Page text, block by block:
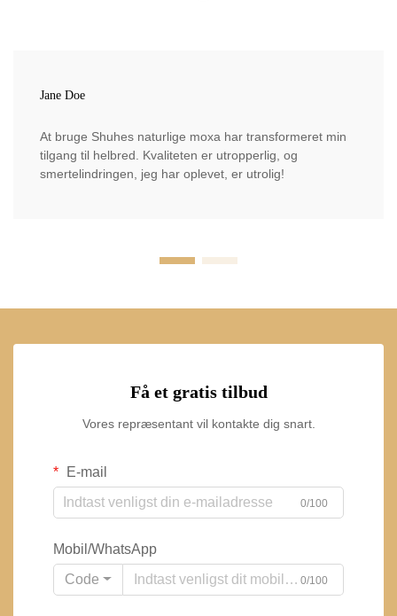
Jane Doe
At bruge Shuhes naturlige moxa har transformeret min
tilgang til helbred. Kvaliteten er utropperlig, og
smertelindringen, jeg har oplevet, er utrolig!
Få et gratis tilbud
Vores repræsentant vil kontakte dig snart.
E-mail
0/100
Mobil/WhatsApp
Code
0/100